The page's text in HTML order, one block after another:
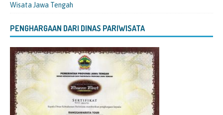
Wisata Jawa Tengah
PENGHARGAAN DARI DINAS PARIWISATA